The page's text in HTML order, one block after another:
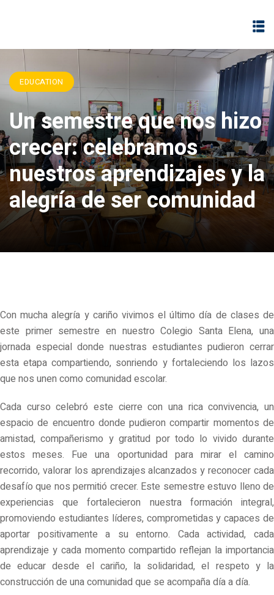
EDUCATION
Un semestre que nos hizo
crecer: celebramos
nuestros aprendizajes y la
alegría de ser comunidad
Con mucha alegría y cariño vivimos el último día de clases de
este primer semestre en nuestro Colegio Santa Elena, una
jornada especial donde nuestras estudiantes pudieron cerrar
esta etapa compartiendo, sonriendo y fortaleciendo los lazos
que nos unen como comunidad escolar.
Cada curso celebró este cierre con una rica convivencia, un
espacio de encuentro donde pudieron compartir momentos de
amistad, compañerismo y gratitud por todo lo vivido durante
estos meses. Fue una oportunidad para mirar el camino
recorrido, valorar los aprendizajes alcanzados y reconocer cada
desafío que nos permitió crecer. Este semestre estuvo lleno de
experiencias que fortalecieron nuestra formación integral,
promoviendo estudiantes líderes, comprometidas y capaces de
aportar positivamente a su entorno. Cada actividad, cada
aprendizaje y cada momento compartido reflejan la importancia
de educar desde el cariño, la solidaridad, el respeto y la
construcción de una comunidad que se acompaña día a día.